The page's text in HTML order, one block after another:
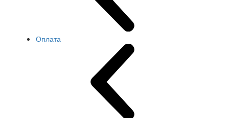
Оплата